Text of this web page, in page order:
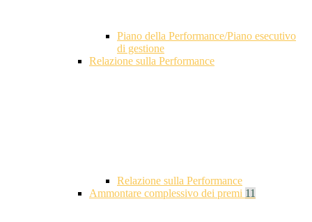
Piano della Performance/Piano esecutivo
di gestione
Relazione sulla Performance
Relazione sulla Performance
Ammontare complessivo dei premi 11